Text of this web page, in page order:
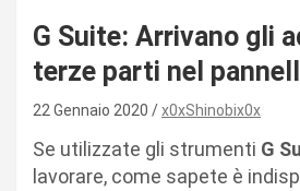
G Suite: Arrivano gli
terze parti nel
22 Gennaio 2020 x0xShinobix0x
Se utilizzate gli strumenti G
lavorare, come sapete è